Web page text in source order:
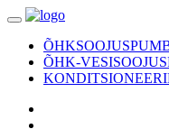
ÕHK-